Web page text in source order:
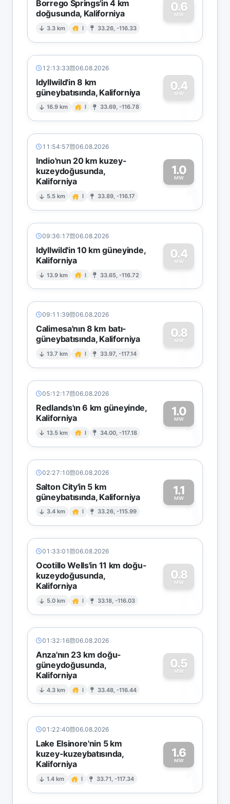
Borrego Springs'in 4 km
doğusunda, Kaliforniya
3.3 km I 33.26, -116.33
0.6
MW
0
12:13:33 06.08.2026
Idyllwild'in 8 km
güneybatısında, Kaliforniya
16.9 km I 33.69, -116.78
0.4
MW
0
11:54:57 06.08.2026
Indio'nun 20 km kuzey-
kuzeydoğusunda,
Kaliforniya
5.5 km I 33.89, -116.17
1.0
MW
1
09:36:17 06.08.2026
Idyllwild'in 10 km güneyinde,
Kaliforniya
13.9 km I 33.65, -116.72
0.4
MW
0
09:11:39 06.08.2026
Calimesa'nın 8 km batı-
güneybatısında, Kaliforniya
13.7 km I 33.97, -117.14
0.8
MW
0
05:12:17 06.08.2026
Redlands'ın 6 km güneyinde,
Kaliforniya
13.5 km I 34.00, -117.18
1.0
MW1
02:27:10 06.08.2026
Salton City'in 5 km
güneybatısında, Kaliforniya
3.4 km I 33.26, -115.99
1.1
MW1
01:33:01 06.08.2026
Ocotillo Wells'in 11 km doğu-
kuzeydoğusunda,
Kaliforniya
5.0 km I 33.18, -116.03
0.8
MW
0
01:32:16 06.08.2026
Anza'nın 23 km doğu-
güneydoğusunda,
Kaliforniya
4.3 km I 33.48, -116.44
0.5
MW
0
01:22:40 06.08.2026
Lake Elsinore'nin 5 km
kuzey-kuzeybatısında,
Kaliforniya
1.4 km I 33.71, -117.34
1.6
MW
1